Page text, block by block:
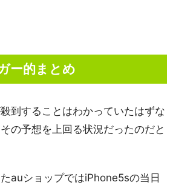
ー的まとめ
到することはわかっていたはずな
の予想を上回る状況だったのだと
auショップではiPhone5sの当日